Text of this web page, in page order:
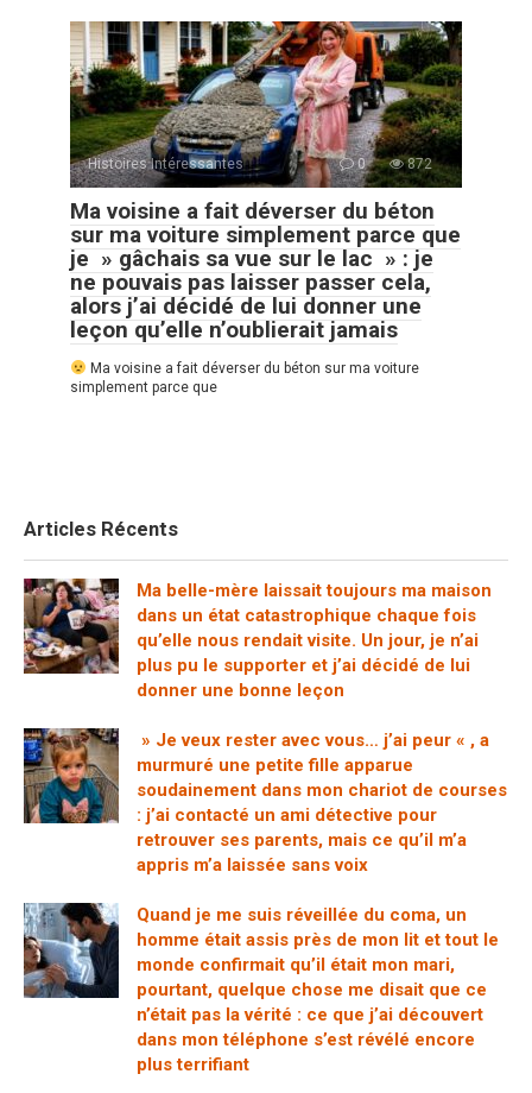
Histoires Intéressantes 0 872
Ma voisine a fait déverser du béton
sur ma voiture simplement parce que
je » gâchais sa vue sur le lac » : je
ne pouvais pas laisser passer cela,
alors j’ai décidé de lui donner une
leçon qu’elle n’oublierait jamais
Ma voisine a fait déverser du béton sur ma voiture
simplement parce que
Articles Récents
Ma belle-mère laissait toujours ma maison
dans un état catastrophique chaque fois
qu’elle nous rendait visite. Un jour, je n’ai
plus pu le supporter et j’ai décidé de lui
donner une bonne leçon
» Je veux rester avec vous… j’ai peur « , a
murmuré une petite fille apparue
soudainement dans mon chariot de courses
: j’ai contacté un ami détective pour
retrouver ses parents, mais ce qu’il m’a
appris m’a laissée sans voix
Quand je me suis réveillée du coma, un
homme était assis près de mon lit et tout le
monde confirmait qu’il était mon mari,
pourtant, quelque chose me disait que ce
n’était pas la vérité : ce que j’ai découvert
dans mon téléphone s’est révélé encore
plus terrifiant